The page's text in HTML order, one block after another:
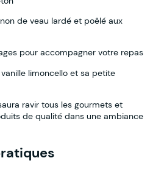
de veau lardé et poêlé aux
pour accompagner votre repas
limoncello et sa petite
ravir tous les gourmets et
de qualité dans une ambiance